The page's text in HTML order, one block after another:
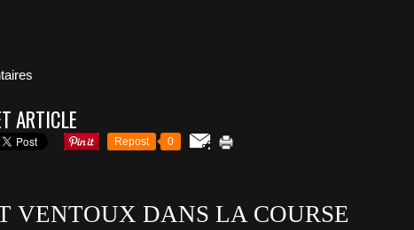
ARTICLE
Repost 0
VENTOUX DANS LA COURSE